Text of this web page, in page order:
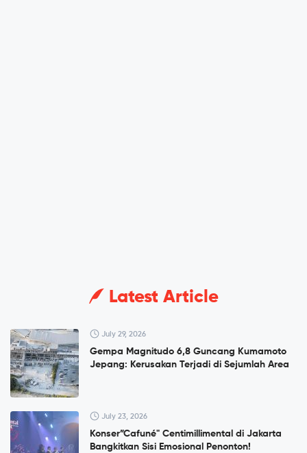
Latest Article
July 29, 2026
Gempa Magnitudo 6,8 Guncang Kumamoto
Jepang: Kerusakan Terjadi di Sejumlah Area
July 23, 2026
Konser”Cafuné" Centimillimental di Jakarta
Bangkitkan Sisi Emosional Penonton!